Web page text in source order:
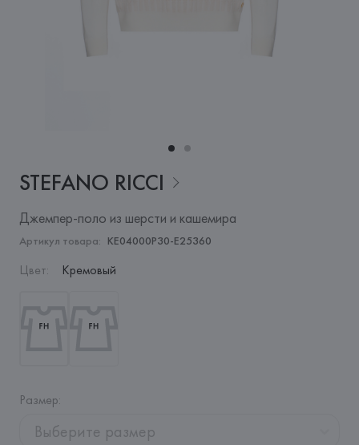
STEFANO RICCI
Джемпер-поло из шерсти и кашемира
Артикул товара: KE04000P30-E25360
Цвет: Кремовый
Размер:
Выберите размер